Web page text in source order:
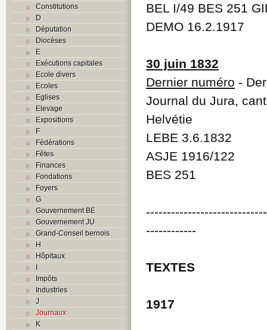
Constitutions
D
Députation
Diocèses
E
Exécutions capitales
Ecole divers
Ecoles
Eglises
Elevage
Expositions
F
Fédérations
Fêtes
Finances
Fondations
Foyers
G
Gouvernement BE
Gouvernement JU
Grand-Conseil bernois
H
Hôpitaux
I
Impôts
Industries
J
Journaux
K
BEL I/49 BES 251
DEMO 16.2.1917
30 juin 1832
Dernier numéro -
Journal du Jura,
Helvétie
LEBE 3.6.1832
ASJE 1916/122
BES 251
------------
TEXTES
1917